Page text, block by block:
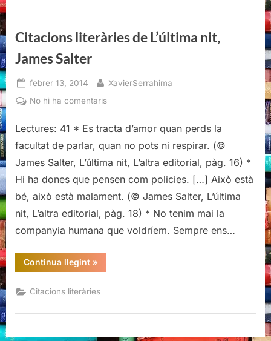
Salter”
Citacions literàries de L’última nit,
James Salter
Posted
on
febrer 13, 2014 By
XavierSerrahima
No hi ha comentarisa
literàries
de
nit,
James
Salter
Lectures: 41 * Es tracta d’amor quan perds la
facultat de parlar, quan no pots ni respirar. (©
James Salter, L’última nit, L’altra editorial, pàg. 16) *
Hi ha dones que pensen com policies. […] Això està
bé, això està malament. (© James Salter, L’última
nit, L’altra editorial, pàg. 18) * No tenim mai la
companyia humana que voldríem. Sempre ens…
Continua llegint“Citacions
literàries
L’última
nit,
Salter”
»
Citacions literàries